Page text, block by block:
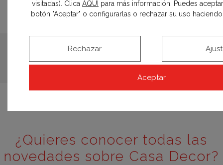
Take Point – Lobby-bar
¿Quieres conocer todas las
novedades sobre Casa Decor?
visitadas). Clica AQUÍ para más información. Puedes
botón "Aceptar" o configurarlas o rechazar su uso
Aceptar
Rechazar